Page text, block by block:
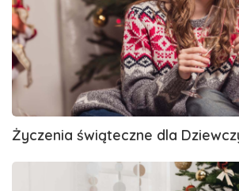
Życzenia świąteczne dla
Życzenia